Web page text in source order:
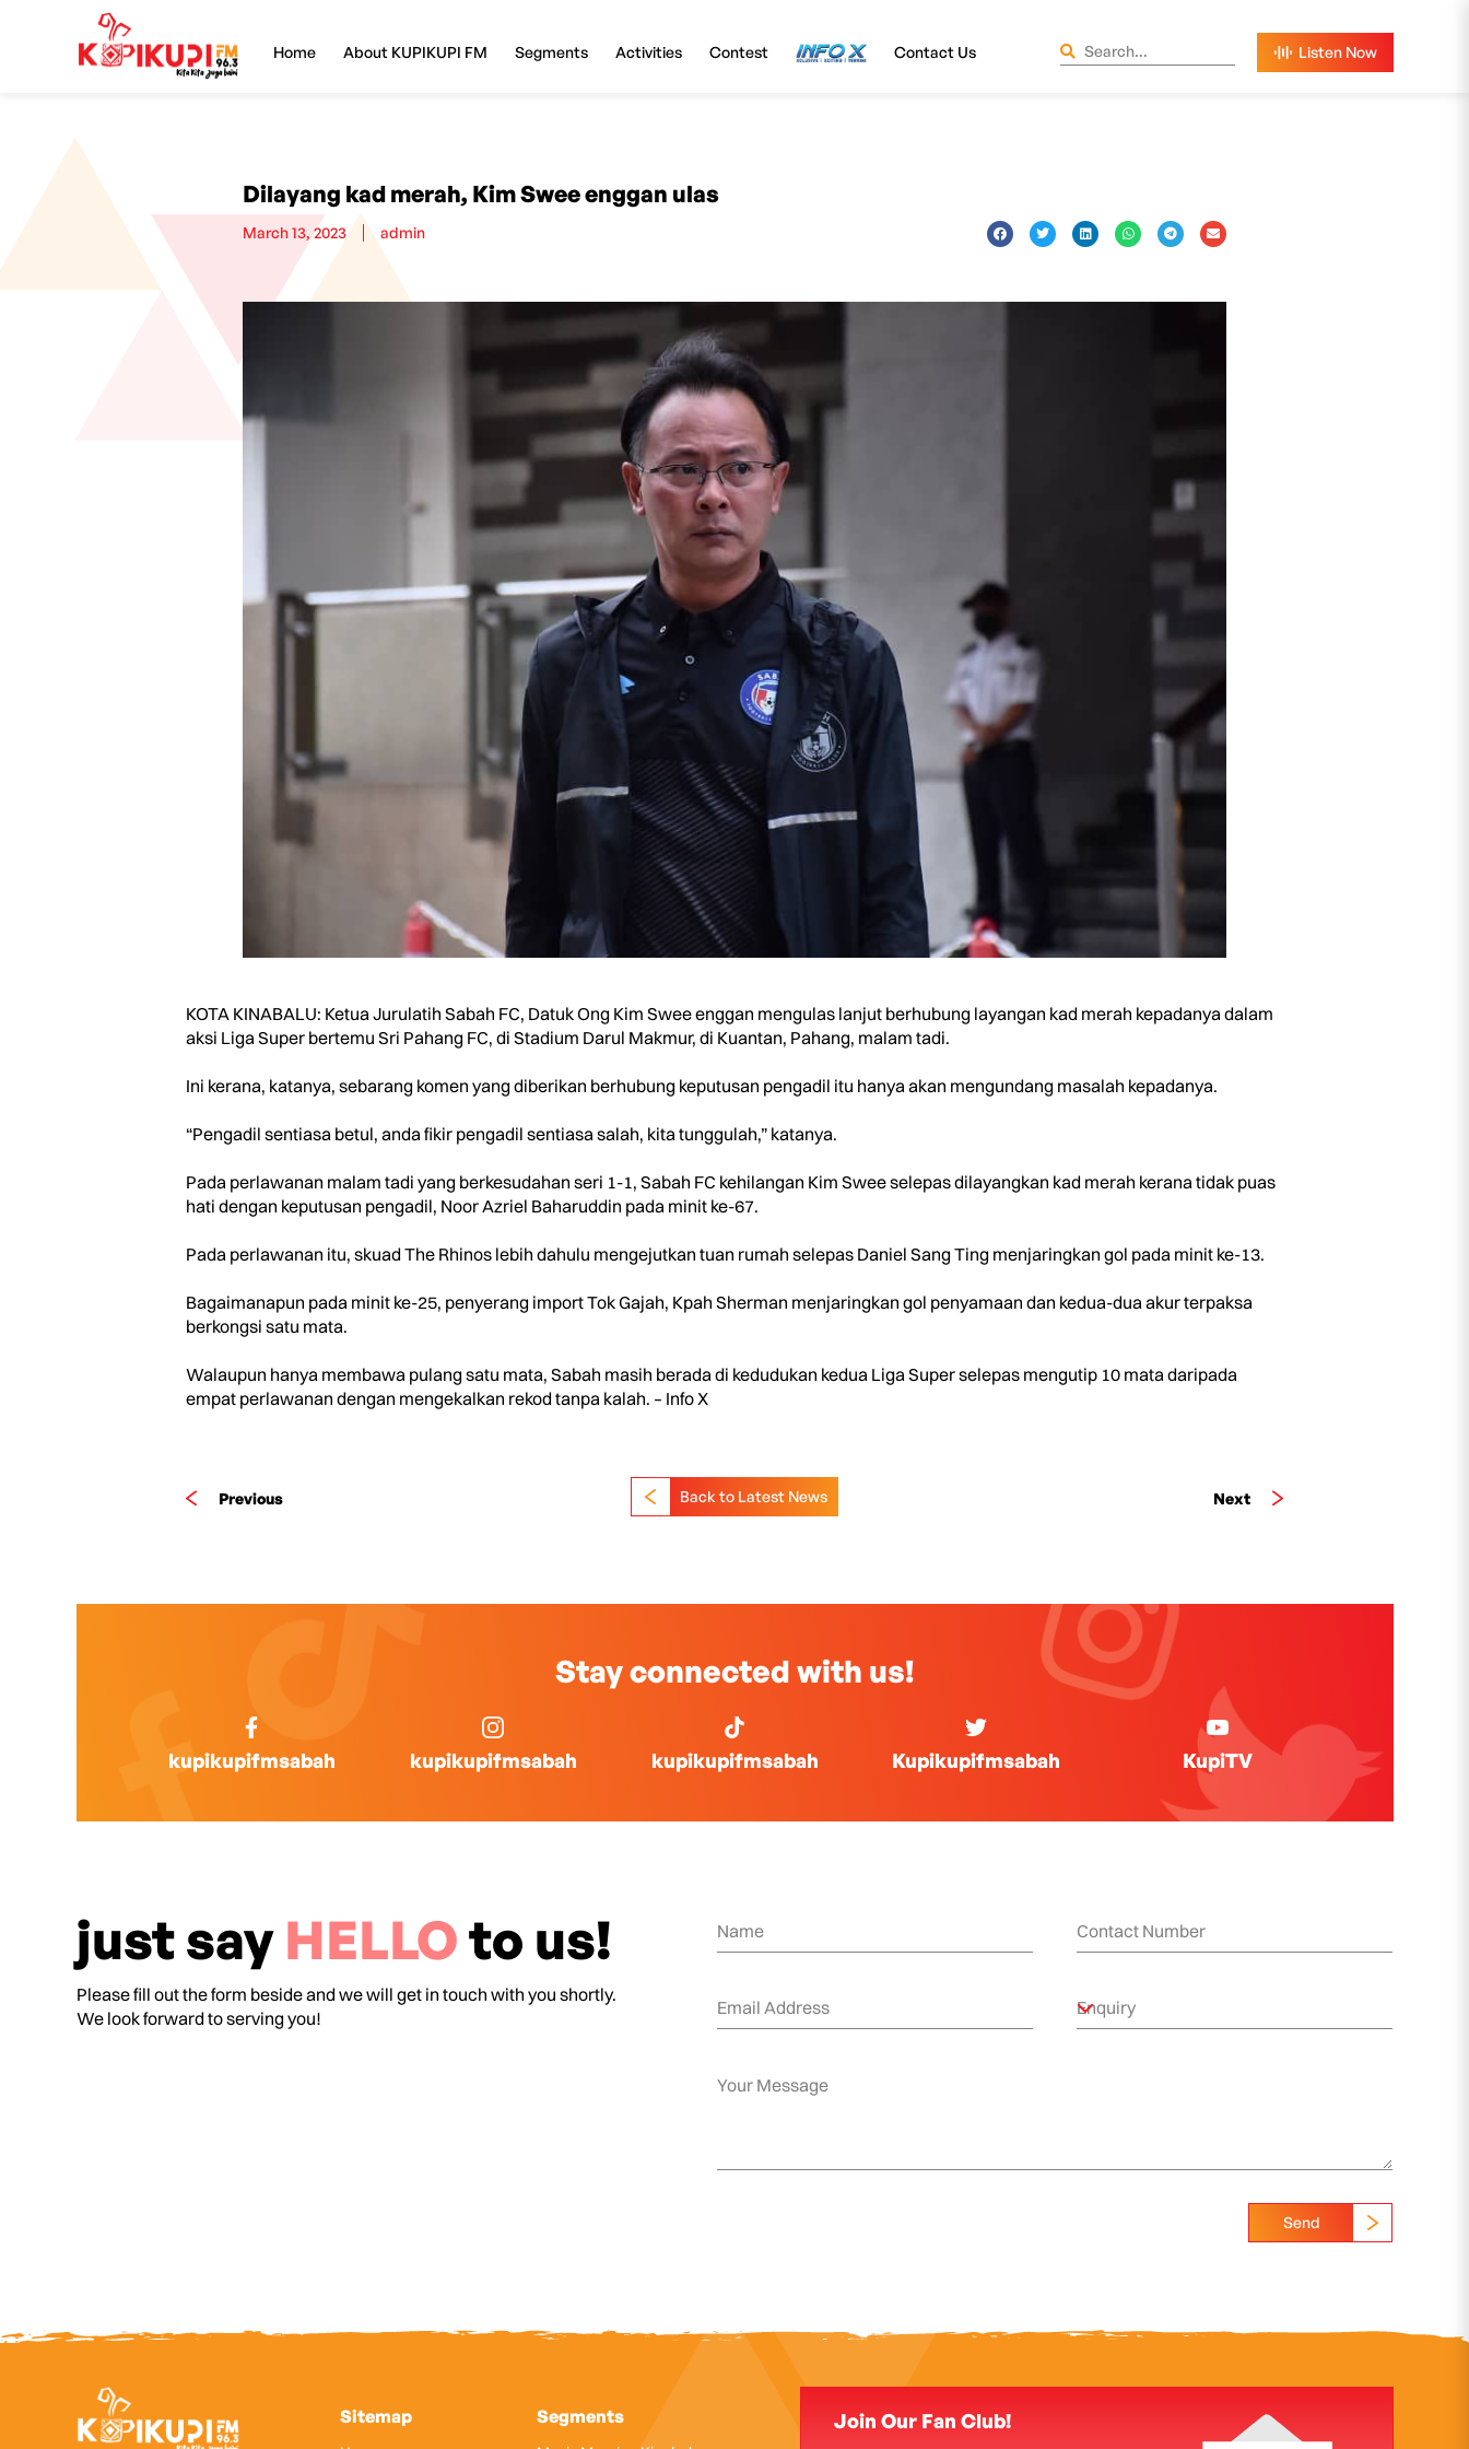
Home About KUPIKUPI FM Segments Activities Contest InfoX Contact Us
Dilayang kad merah, Kim Swee enggan ulas
March 13, 2023 admin
KOTA KINABALU: Ketua Jurulatih Sabah FC, Datuk Ong Kim Swee enggan mengulas lanjut berhubung layangan kad merah kepadanya dalam
aksi Liga Super bertemu Sri Pahang FC, di Stadium Darul Makmur, di Kuantan, Pahang, malam tadi.
Ini kerana, katanya, sebarang komen yang diberikan berhubung keputusan pengadil itu hanya akan mengundang masalah kepadanya.
“Pengadil sentiasa betul, anda fikir pengadil sentiasa salah, kita tunggulah,” katanya.
Pada perlawanan malam tadi yang berkesudahan seri 1-1, Sabah FC kehilangan Kim Swee selepas dilayangkan kad merah kerana tidak puas
hati dengan keputusan pengadil, Noor Azriel Baharuddin pada minit ke-67.
Pada perlawanan itu, skuad The Rhinos lebih dahulu mengejutkan tuan rumah selepas Daniel Sang Ting menjaringkan gol pada minit ke-13.
Bagaimanapun pada minit ke-25, penyerang import Tok Gajah, Kpah Sherman menjaringkan gol penyamaan dan kedua-dua akur terpaksa
berkongsi satu mata.
Walaupun hanya membawa pulang satu mata, Sabah masih berada di kedudukan kedua Liga Super selepas mengutip 10 mata daripada
empat perlawanan dengan mengekalkan rekod tanpa kalah. – Info X
Previous Next
Back to Latest News
Stay connected with us!
kupikupifmsabah kupikupifmsabah kupikupifmsabah Kupikupifmsabah KupiTV
just say HELLOto us!
Please fill out the form beside and we will get in touch with you shortly.
We look forward to serving you!
Send
Sitemap Segments Join Our Fan Club!